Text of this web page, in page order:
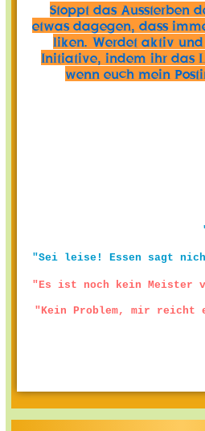
Stoppt das Aussterben
etwas dagegen, dass
liken. Werdet aktiv
Initiative, indem ihr das
wenn euch mein
"Sei leise! Essen sagt
"Es ist noch kein Meister
"Kein Problem, mir reicht